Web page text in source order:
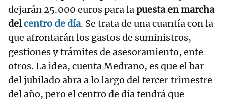
dejarán 25.000 euros para lapuesta en marcha
delcentro de día. Se trata de una cuantía con la
que afrontarán los gastos de suministros,
gestiones y trámites de asesoramiento, ente
otros. La idea, cuenta Medrano, es que el bar
del jubilado abra a lo largo del tercer trimestre
del año, pero el centro de día tendrá que